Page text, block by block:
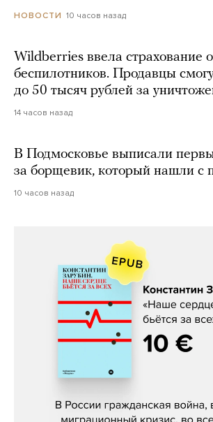
НОВОСТИ 10 часов назад
Wildberries ввела страхование
беспилотников. Продавцы
до 50 тысяч рублей за
14 часов назад
В Подмосковье выписали
за борщевик, который нашли
10 часов назад
Константин Зарубин,